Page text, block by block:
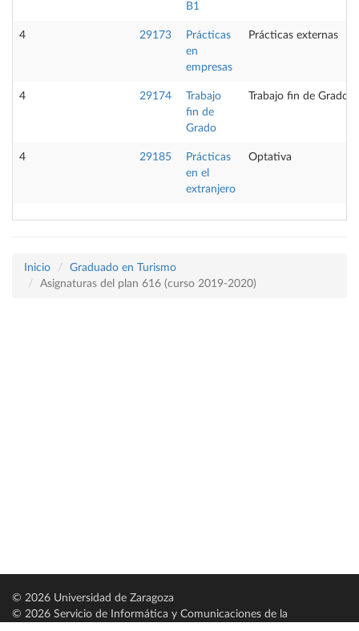
B1
4 29173
Prácticas
en
empresas
Prácticas externas
4 29174
Trabajo
fin de
Grado
Trabajo fin de Grado
4 29185
Prácticas
en el
extranjero
Optativa
Inicio
Graduado en Turismo
Asignaturas del plan 616 (curso 2019-2020)
© 2026 Universidad de Zaragoza
© 2026 Servicio de Informática y Comunicaciones de la